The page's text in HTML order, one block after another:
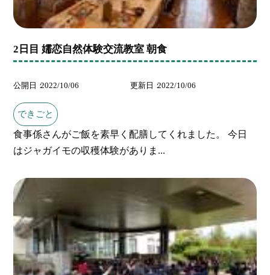
2日目 嬬恋自然体験交流教室 朝食
公開日 2022/10/06 更新日 2022/10/06
できごと
食事係さんがご飯を素早く配膳してくれました。 今日
はジャガイモの収穫体験がありま...